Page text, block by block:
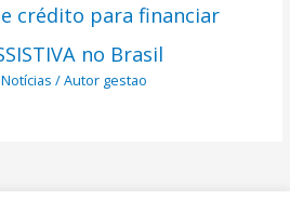
crédito para financiar
no Brasil
Notícias / Autor gestao